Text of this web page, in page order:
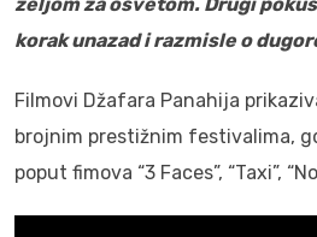
korak unazad i razmisle o
Filmovi Džafara Panahija
brojnim prestižnim festivalima,
poput fimova “3 Faces”, “Taxi”,